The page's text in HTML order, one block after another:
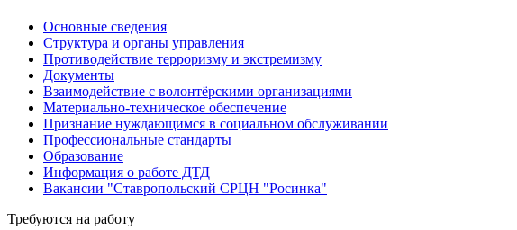
Основные сведения
Структура и органы управления
Противодействие терроризму и экстремизму
Документы
Взаимодействие с волонтёрскими организациями
Материально-техническое обеспечение
Признание нуждающимся в социальном обслуживании
Профессиональные стандарты
Образование
Информация о работе ДТД
Вакансии "Ставропольский СРЦН "Росинка"
Требуются на работу